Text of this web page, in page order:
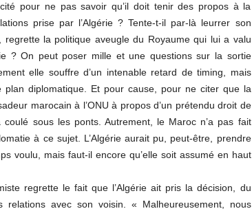
pour ne pas savoir qu’il doit tenir des propos à la
prise par l’Algérie ? Tente-t-il par-là leurrer son
la politique aveugle du Royaume qui lui a valu
? On peut poser mille et une questions sur la sortie
elle souffre d’un intenable retard de timing, mais
diplomatique. Et pour cause, pour ne citer que la
marocain à l’ONU à propos d’un prétendu droit de
coulé sous les ponts. Autrement, le Maroc n’a pas fait
à ce sujet. L’Algérie aurait pu, peut-être, prendre
voulu, mais faut-il encore qu’elle soit assumé en haut
regrette le fait que l’Algérie ait pris la décision, du
avec son voisin. « Malheureusement, nous